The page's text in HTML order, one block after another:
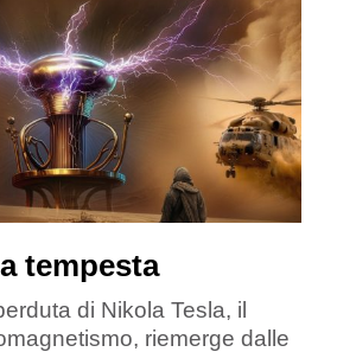
tempesta
di Nikola Tesla, il
riemerge dalle